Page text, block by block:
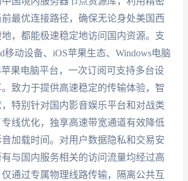
最优连接路径，确保无论身处美国西
，都能极速稳定地访问国内资源。支
移动设备、iOS苹果生态、Windows电脑
苹果电脑平台，一次订阅可支持多台设
致力于提供高速稳定的传输体验，智
特别针对国内影音娱乐平台和对战类
线优化，独享高速带宽通道有效降低
加载时间。对用户数据隐私和交易安
与国内服务相关的访问流量均经过高
通过专属物理线路传输，隔离公共互